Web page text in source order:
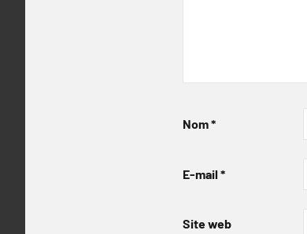
Nom*
E-mail *
Site web